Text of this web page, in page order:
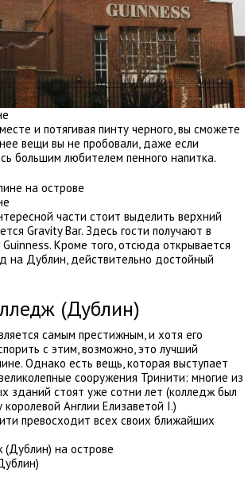
и потягивая пинту черного, вы сможете
вещи вы не пробовали, даже если
большим любителем пенного напитка.
части стоит выделить верхний
Gravity Bar. Здесь гости получают в
Кроме того, отсюда открывается
на Дублин, действительно достойный
(Дублин)
самым престижным, и хотя его
с этим, возможно, это лучший
Однако есть вещь, которая выступает
сооружения Тринити: многие из
зданий стоят уже сотни лет (колледж был
Англии Елизаветой I.)
превосходит всех своих ближайших